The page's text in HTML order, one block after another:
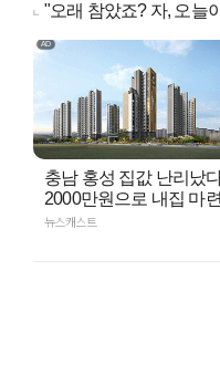
"오래 참았죠? 자, 오늘
충남 홍성 집값 난리났
2000만원으로 내집 마
뉴스캐스트